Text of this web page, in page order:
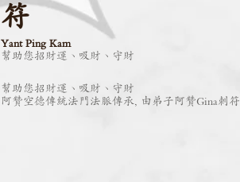
符
Yant Ping Kam
幫助您招財運、吸財、守財
幫助您招財運、吸財、守財
阿贊空德傳統法門法脈傳承, 由弟子阿贊Gina刺符